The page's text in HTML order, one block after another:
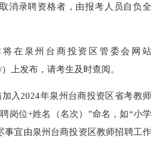
消录聘资格者，由报考人员自负全
在泉州台商投资区管委会网站
上发布，请考生及时查阅。
加入2024年泉州台商投资区省考教师
岗位+姓名（名次） ”命名，如“小学
事宜由泉州台商投资区教师招聘工作